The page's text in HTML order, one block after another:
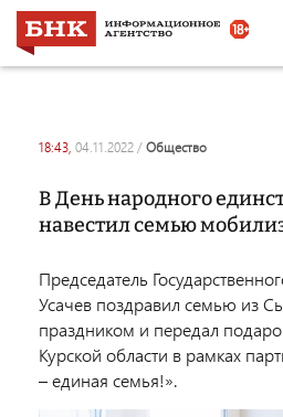
18:43, 04.11.2022 / общество
В День народного
навестил семью
Председатель
Усачев поздравил семью из
праздником и передал
Курской области в рамках
– единая семья!».